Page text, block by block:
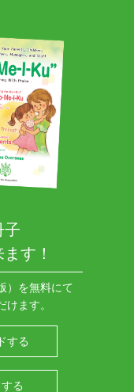
子
す！
）を無料にて
ます。
する
る